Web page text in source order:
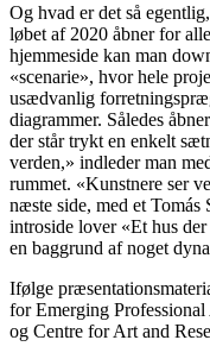
Og hvad er det så
løbet af 2020 åbner for
hjemmeside kan man
«scenarie», hvor hele
usædvanlig
diagrammer. Således
der står trykt en enkelt
verden,» indleder man
rummet. «Kunstnere ser
næste side, med et
introside lover «Et hus
en baggrund af noget
Ifølge
for Emerging
og Centre for Art and